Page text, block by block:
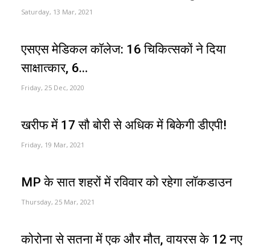
Saturday, 13 Mar, 2021
एसएस मेडिकल कॉलेज: 16 चिकित्सकों ने दिया
साक्षात्कार, 6...
Friday, 25 Dec, 2020
खरीफ में 17 सौ बोरी से अधिक में बिकेगी डीएपी!
Friday, 19 Mar, 2021
MP के सात शहरों में रविवार को रहेगा लॉकडाउन
Thursday, 25 Mar, 2021
कोरोना से सतना में एक और मौत, वायरस के 12 नए